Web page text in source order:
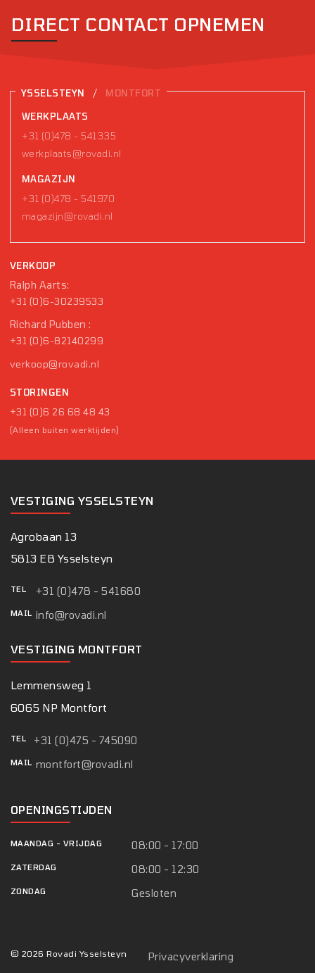
DIRECT CONTACT OPNEMEN
YSSELSTEYN / MONTFORT
WERKPLAATS
+31 (0)478 - 541335
werkplaats@rovadi.nl
MAGAZIJN
+31 (0)478 - 541970
magazijn@rovadi.nl
VERKOOP
Ralph Aarts:
+31 (0)6-30239533
Richard Pubben :
+31 (0)6-82140299
verkoop@rovadi.nl
STORINGEN
+31 (0)6 26 68 48 43
(Alleen buiten werktijden)
VESTIGING YSSELSTEYN
Agrobaan 13
5813 EB Ysselsteyn
TEL +31 (0)478 - 541680
MAIL info@rovadi.nl
VESTIGING MONTFORT
Lemmensweg 1
6065 NP Montfort
TEL +31 (0)475 - 745090
MAIL montfort@rovadi.nl
OPENINGSTIJDEN
MAANDAG - VRIJDAG 08:00 - 17:00
ZATERDAG 08:00 - 12:30
ZONDAG Gesloten
© 2026 Rovadi Ysselsteyn Privacyverklaring